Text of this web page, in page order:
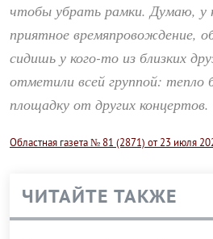
чтобы убрать рамки. Думаю, у
приятное времяпровождение,
сидишь у кого-то из близких
отметили всей группой:
площадку от других концертов.
Областная газета № 81 (2871) от 23 июля
ЧИТАЙТЕ ТАКЖЕ